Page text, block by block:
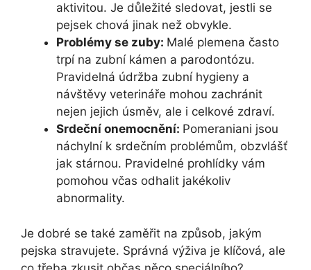
aktivitou. Je důležité sledovat, jestli se
pejsek chová jinak než obvykle.
Problémy se zuby: Malé plemena často
trpí na zubní kámen a parodontózu.
Pravidelná údržba zubní hygieny a
návštěvy veterináře mohou zachránit
nejen jejich úsměv, ale i celkové zdraví.
Srdeční onemocnění: Pomeraniani jsou
náchylní k srdečním problémům, obzvlášť
jak stárnou. Pravidelné prohlídky vám
pomohou včas odhalit jakékoliv
abnormality.
Je dobré se také zaměřit na způsob, jakým
pejska stravujete. Správná výživa je klíčová, ale